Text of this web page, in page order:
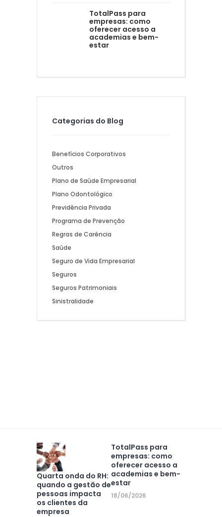
TotalPass para
empresas: como
oferecer acesso a
academias e bem-
estar
Categorias do Blog
Benefícios Corporativos
Outros
Plano de Saúde Empresarial
Plano Odontológico
Previdência Privada
Programa de Prevenção
Regras de Carência
Saúde
Seguro de Vida Empresarial
Seguros
Seguros Patrimoniais
Sinistralidade
Quarta onda do RH:
quando a gestão de
pessoas impacta
os clientes da
empresa
TotalPass para
empresas: como
oferecer acesso a
academias e bem-
estar
18/06/2026